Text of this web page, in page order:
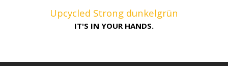
Upcycled Strong dunkelgrün
IT'S IN YOUR HANDS.